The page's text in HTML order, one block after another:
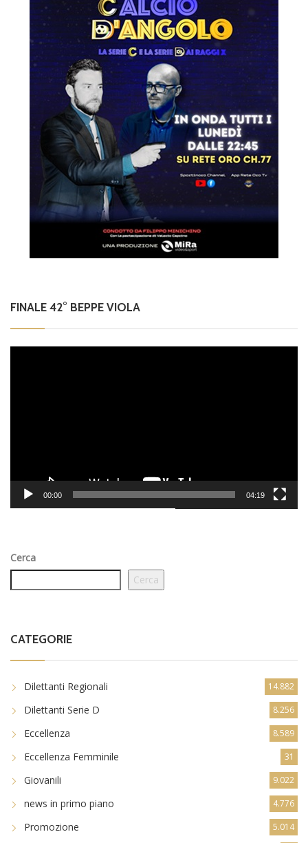
FINALE 42° BEPPE VIOLA
00:00 04:19
Cerca
Cerca
CATEGORIE
Dilettanti Regionali 14.882
Dilettanti Serie D 8.256
Eccellenza 8.589
Eccellenza Femminile 31
Giovanili 9.022
news in primo piano 4.776
Promozione 5.014